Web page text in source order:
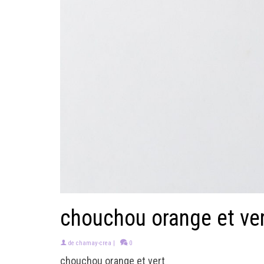
chouchou orange et
de chamay-crea | 0
chouchou orange et vert